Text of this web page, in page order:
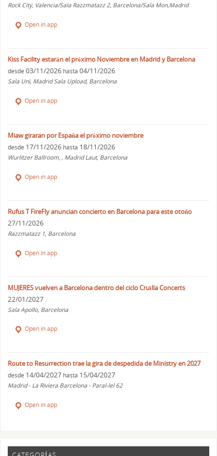
Rock City, Valencia/Sala Razzmatazz 2, Barcelona/Sala Mon,Madrid
Open in app
Kiss Facility estarán el próximo Noviembre en Madrid y Barcelona
desde 03/11/2026 hasta 04/11/2026
Sala Uni, Madrid Sala Upload, Barcelona
Open in app
Miaw giraran por España el próximo noviembre
desde 17/11/2026 hasta 18/11/2026
Wurlitzer Ballroom, , Madrid Laut, Barcelona
Open in app
Rufus T FireFly anuncian concierto en Barcelona para este otoño
27/11/2026
Razzmatazz 1, Barcelona
Open in app
MUJERES vuelven a Barcelona dentro del ciclo Cruïlla Concerts
22/01/2027
Sala Apollo, Barcelona
Open in app
Route to Resurrection trae la gira de despedida de Ministry en 2027
desde 14/04/2027 hasta 15/04/2027
Madrid - La Riviera Barcelona - Paral-lel 62
Open in app